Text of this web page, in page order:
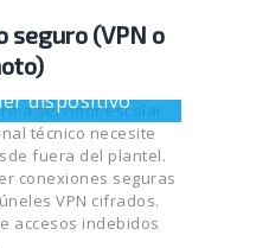
seguro (VPN o
sistema escolar
dispositivo
técnico necesite
fuera del plantel.
conexiones seguras
VPN cifrados.
accesos indebidos